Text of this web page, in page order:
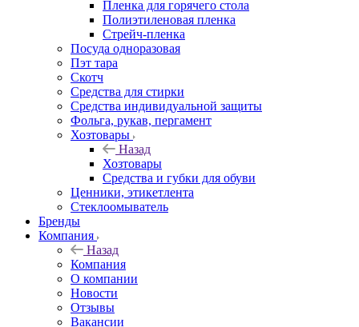
Пленка для горячего стола
Полиэтиленовая пленка
Стрейч-пленка
Посуда одноразовая
Пэт тара
Скотч
Средства для стирки
Средства индивидуальной защиты
Фольга, рукав, пергамент
Хозтовары
Назад
Хозтовары
Средства и губки для обуви
Ценники, этикетлента
Стеклоомыватель
Бренды
Компания
Назад
Компания
О компании
Новости
Отзывы
Вакансии